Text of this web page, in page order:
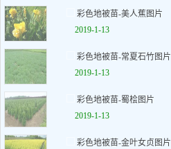
彩色地被苗-美人蕉图片
2019-1-13
彩色地被苗-常夏石竹图片
2019-1-13
彩色地被苗-蜀桧图片
2019-1-13
彩色地被苗-金叶女贞图片